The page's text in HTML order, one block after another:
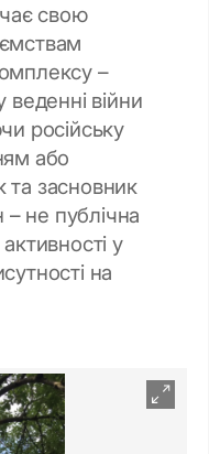
свою
–
війни
російську
або
засновник
– не публічна
у
на